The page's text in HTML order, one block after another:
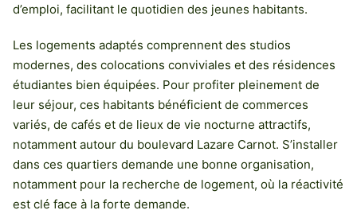
d’emploi, facilitant le quotidien des jeunes habitants.
Les logements adaptés comprennent des studios
modernes, des colocations conviviales et des résidences
étudiantes bien équipées. Pour profiter pleinement de
leur séjour, ces habitants bénéficient de commerces
variés, de cafés et de lieux de vie nocturne attractifs,
notamment autour du boulevard Lazare Carnot. S’installer
dans ces quartiers demande une bonne organisation,
notamment pour la recherche de logement, où la réactivité
est clé face à la forte demande.